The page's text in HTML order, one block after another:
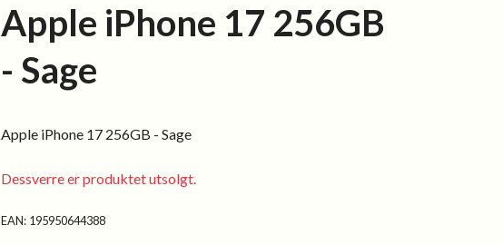
Apple iPhone 17 256GB
- Sage
Apple iPhone 17 256GB - Sage
Dessverre er produktet utsolgt.
EAN: 195950644388